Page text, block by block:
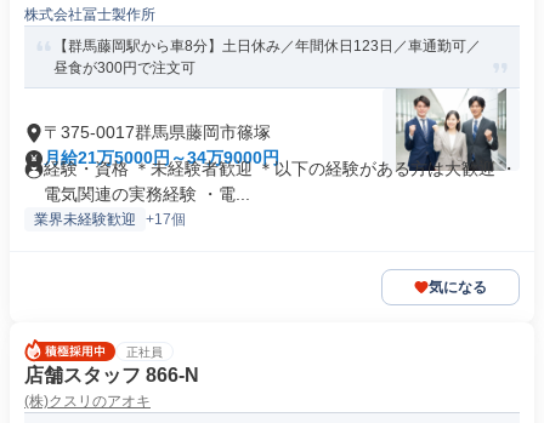
株式会社冨士製作所
【群馬藤岡駅から車8分】土日休み／年間休日123日／車通勤可／
昼食が300円で注文可
〒375-0017群馬県藤岡市篠塚
月給21万5000円～34万9000円
経験・資格 ＊未経験者歓迎 ＊以下の経験がある方は大歓迎 ・
電気関連の実務経験 ・電...
業界未経験歓迎 +17個
気になる
正社員
店舗スタッフ 866-N
(株)クスリのアオキ